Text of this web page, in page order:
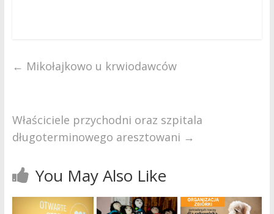
← Mikołajkowo u krwiodawców
Właściciele przychodni oraz szpitala
długoterminowego aresztowani →
You May Also Like